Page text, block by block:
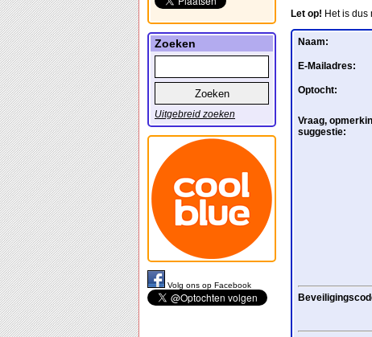
Let op! Het is
Naam:
E-Mailadres:
Optocht:
Vraag,
suggestie:
Zoeken
Uitgebreid zoeken
Volg ons op Facebook